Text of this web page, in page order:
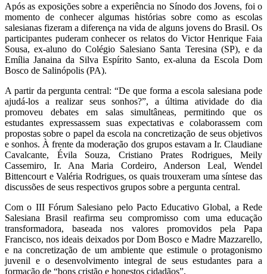
Após as exposições sobre a experiência no Sínodo dos Jovens, foi o
momento de conhecer algumas histórias sobre como as escolas
salesianas fizeram a diferença na vida de alguns jovens do Brasil. Os
participantes puderam conhecer os relatos do Victor Henrique Faia
Sousa, ex-aluno do Colégio Salesiano Santa Teresina (SP), e da
Emília Janaina da Silva Espírito Santo, ex-aluna da Escola Dom
Bosco de Salinópolis (PA).
A partir da pergunta central: “De que forma a escola salesiana pode
ajudá-los a realizar seus sonhos?”, a última atividade do dia
promoveu debates em salas simultâneas, permitindo que os
estudantes expressassem suas expectativas e colaborassem com
propostas sobre o papel da escola na concretização de seus objetivos
e sonhos. À frente da moderação dos grupos estavam a Ir. Claudiane
Cavalcante, Évila Souza, Cristiano Prates Rodrigues, Meily
Cassemiro, Ir. Ana Maria Cordeiro, Anderson Leal, Wendel
Bittencourt e Valéria Rodrigues, os quais trouxeram uma síntese das
discussões de seus respectivos grupos sobre a pergunta central.
Com o III Fórum Salesiano pelo Pacto Educativo Global, a Rede
Salesiana Brasil reafirma seu compromisso com uma educação
transformadora, baseada nos valores promovidos pela Papa
Francisco, nos ideais deixados por Dom Bosco e Madre Mazzarello,
e na concretização de um ambiente que estimule o protagonismo
juvenil e o desenvolvimento integral de seus estudantes para a
formação de “bons cristão e honestos cidadãos”.